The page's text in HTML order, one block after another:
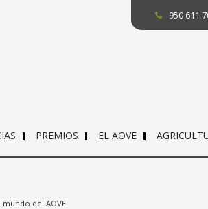
950 611
PREMIOS EL AOVE
del AOVE